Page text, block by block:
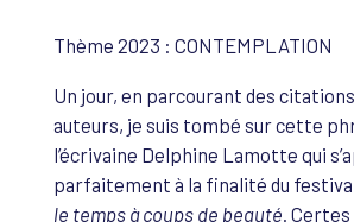
Thème 2023 : CONTEMPLATION
Un jour, en parcourant des
auteurs, je suis tombé sur cette
l’écrivaine Delphine Lamotte qui
parfaitement à la finalité du
le temps à coups de beauté.